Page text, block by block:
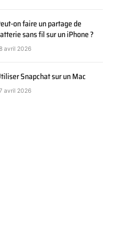
on faire un partage de
sans fil sur un iPhone ?
avril 2026
Snapchat sur un Mac
avril 2026